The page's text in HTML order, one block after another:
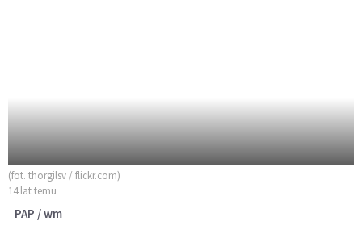
(fot. thorgilsv / flickr.com)
14 lat temu
PAP / wm